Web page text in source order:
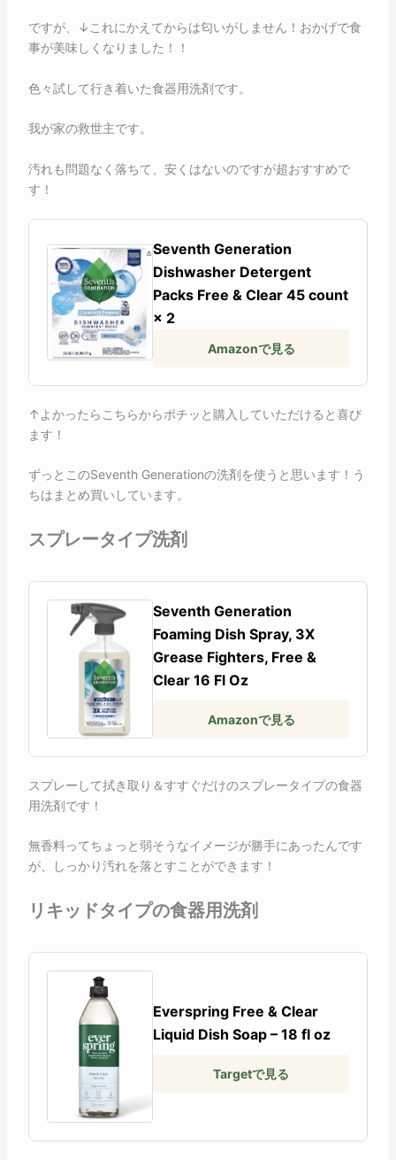
ですが、↓これにかえてからは匂いがしません！おかげで食
事が美味しくなりました！！
色々試して行き着いた食器用洗剤です。
我が家の救世主です。
汚れも問題なく落ちて、安くはないのですが超おすすめで
す！
Seventh Generation
Dishwasher Detergent
Packs Free & Clear 45 count
× 2
Amazonで見る
↑よかったらこちらからポチッと購入していただけると喜び
ます！
ずっとこのSeventh Generationの洗剤を使うと思います！う
ちはまとめ買いしています。
スプレータイプ洗剤
Seventh Generation
Foaming Dish Spray, 3X
Grease Fighters, Free &
Clear 16 Fl Oz
Amazonで見る
スプレーして拭き取り＆すすぐだけのスプレータイプの食器
用洗剤です！
無香料ってちょっと弱そうなイメージが勝手にあったんです
が、しっかり汚れを落とすことができます！
リキッドタイプの食器用洗剤
Everspring Free & Clear
Liquid Dish Soap – 18 fl oz
Targetで見る